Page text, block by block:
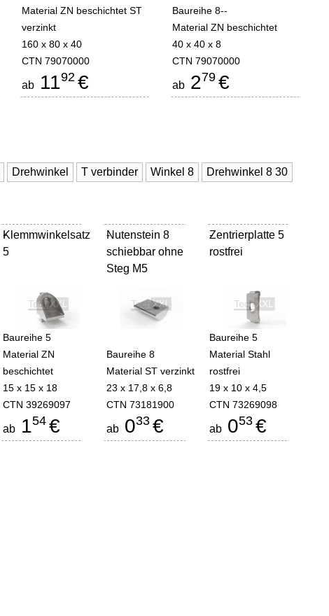
Material ZN beschichtet ST
verzinkt
160 x 80 x 40
CTN 79070000
ab 1192 €
Baureihe 8--
Material ZN beschichtet
40 x 40 x 8
CTN 79070000
ab 279 €
Drehwinkel T verbinder Winkel 8 Drehwinkel 8 30
Klemmwinkelsatz
5
-
Baureihe 5
Material ZN
beschichtet
15 x 15 x 18
CTN 39269097
ab 154 €
Nutenstein 8
schiebbar ohne
Steg M5
-
Baureihe 8
Material ST verzinkt
23 x 17,8 x 6,8
CTN 73181900
ab033 €
Zentrierplatte 5
rostfrei
-
Baureihe 5
Material Stahl
rostfrei
19 x 10 x 4,5
CTN 73269098
ab053 €